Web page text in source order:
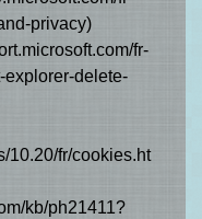
privacy)
fr-
delete-
10.20/fr/cookies.ht
kb/ph21411?